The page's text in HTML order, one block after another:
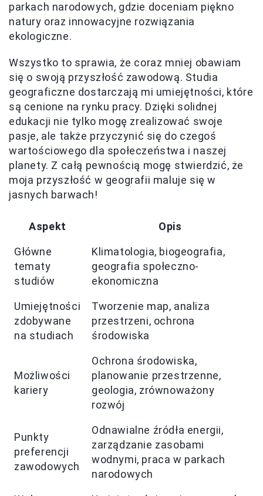
parkach narodowych, gdzie doceniam piękno
natury oraz innowacyjne rozwiązania
ekologiczne.
Wszystko to sprawia, że coraz mniej obawiam
się o swoją przyszłość zawodową. Studia
geograficzne dostarczają mi umiejętności, które
są cenione na rynku pracy. Dzięki solidnej
edukacji nie tylko mogę zrealizować swoje
pasje, ale także przyczynić się do czegoś
wartościowego dla społeczeństwa i naszej
planety. Z całą pewnością mogę stwierdzić, że
moja przyszłość w geografii maluje się w
jasnych barwach!
Aspekt Opis
Główne
tematy
studiów
Klimatologia, biogeografia,
geografia społeczno-
ekonomiczna
Umiejętności
zdobywane
na studiach
Tworzenie map, analiza
przestrzeni, ochrona
środowiska
Możliwości
kariery
Ochrona środowiska,
planowanie przestrzenne,
geologia, zrównoważony
rozwój
Punkty
preferencji
zawodowych
Odnawialne źródła energii,
zarządzanie zasobami
wodnymi, praca w parkach
narodowych